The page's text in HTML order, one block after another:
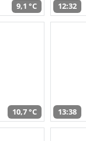
9,1 °C 12:32
10,7 °C 13:38